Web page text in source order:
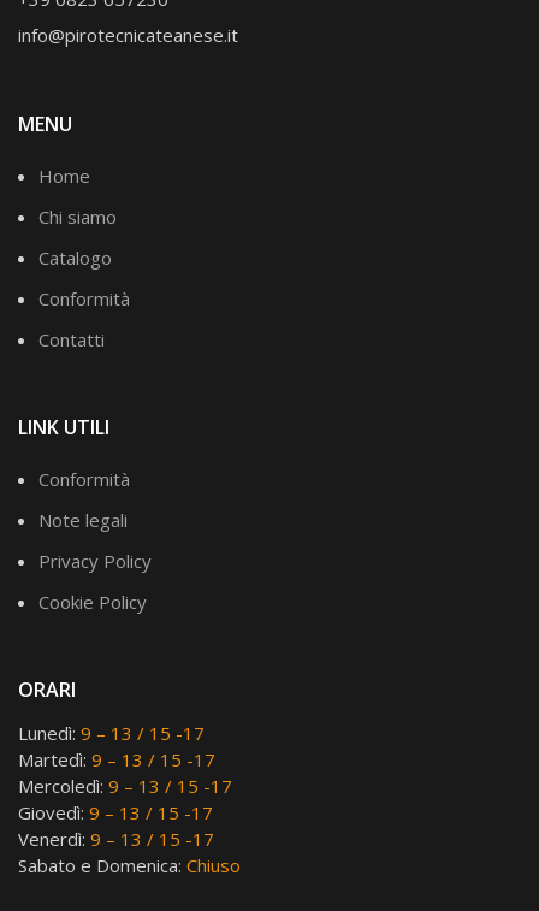
info@pirotecnicateanese.it
MENU
Home
Chi siamo
Catalogo
Conformità
Contatti
LINK UTILI
Conformità
Note legali
Privacy Policy
Cookie Policy
ORARI
Lunedì: 9 – 13 / 15 -17
Martedì: 9 – 13 / 15 -17
Mercoledì: 9 – 13 / 15 -17
Giovedì: 9 – 13 / 15 -17
Venerdì: 9 – 13 / 15 -17
Sabato e Domenica: Chiuso